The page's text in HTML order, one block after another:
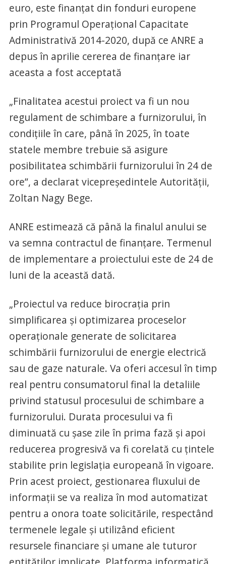
euro, este finanțat din fonduri europene
prin Programul Operațional Capacitate
Administrativă 2014-2020, după ce ANRE a
depus în aprilie cererea de finanțare iar
aceasta a fost acceptată
„Finalitatea acestui proiect va fi un nou
regulament de schimbare a furnizorului, în
condițiile în care, până în 2025, în toate
statele membre trebuie să asigure
posibilitatea schimbării furnizorului în 24 de
ore”, a declarat vicepreședintele Autorității,
Zoltan Nagy Bege.
ANRE estimează că până la finalul anului se
va semna contractul de finanțare. Termenul
de implementare a proiectului este de 24 de
luni de la această dată.
„Proiectul va reduce birocrația prin
simplificarea și optimizarea proceselor
operaționale generate de solicitarea
schimbării furnizorului de energie electrică
sau de gaze naturale. Va oferi accesul în timp
real pentru consumatorul final la detaliile
privind statusul procesului de schimbare a
furnizorului. Durata procesului va fi
diminuată cu șase zile în prima fază și apoi
reducerea progresivă va fi corelată cu țintele
stabilite prin legislația europeană în vigoare.
Prin acest proiect, gestionarea fluxului de
informații se va realiza în mod automatizat
pentru a onora toate solicitările, respectând
termenele legale și utilizând eficient
resursele financiare și umane ale tuturor